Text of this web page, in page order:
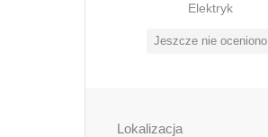
Elektryk
Jeszcze nie oceniono
Lokalizacja